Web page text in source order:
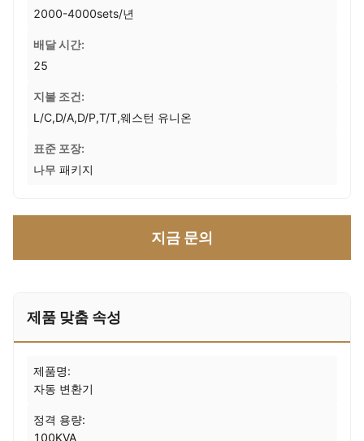
2000-4000sets/년
배달 시간:
25
지불 조건:
L/C,D/A,D/P,T/T,웨스턴 유니온
표준 포장:
나무 패키지
지금 문의
제품 맞춤 속성
제품명:
자동 변환기
정격 용량:
100KVA